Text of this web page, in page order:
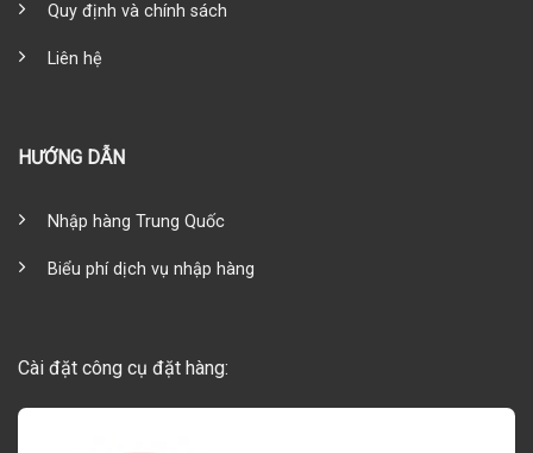
Quy định và chính sách
Liên hệ
HƯỚNG DẪN
Nhập hàng Trung Quốc
Biểu phí dịch vụ nhập hàng
Cài đặt công cụ đặt hàng: